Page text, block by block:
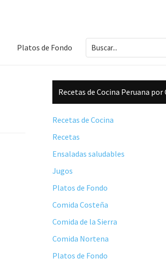
Platos de Fondo Buscar...
Barra
lateral
principal
Recetas de Cocina Peruana
Recetas de Cocina
Recetas
Ensaladas saludables
Jugos
Platos de Fondo
Comida Costeña
Comida de la Sierra
Comida Nortena
Platos de Fondo